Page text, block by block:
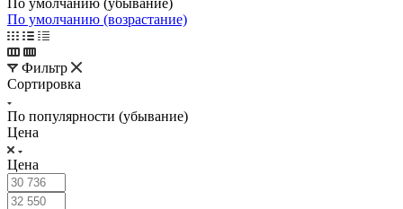
По умолчанию (возрастание)
Фильтр
Сортировка
По популярности (убывание)
Цена
Цена